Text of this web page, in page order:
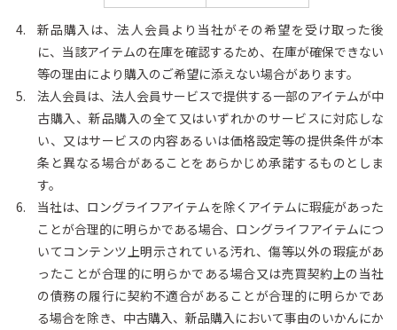
新品購入は、法人会員より当社がその希望を受け取った後
に、当該アイテムの在庫を確認するため、在庫が確保できない
等の理由により購入のご希望に添えない場合があります。
法人会員は、法人会員サービスで提供する一部のアイテムが中
古購入、新品購入の全て又はいずれかのサービスに対応しな
い、又はサービスの内容あるいは価格設定等の提供条件が本
条と異なる場合があることをあらかじめ承諾するものとしま
す。
当社は、ロングライフアイテムを除くアイテムに瑕疵があった
ことが合理的に明らかである場合、ロングライフアイテムにつ
いてコンテンツ上明示されている汚れ、傷等以外の瑕疵があ
ったことが合理的に明らかである場合又は売買契約上の当社
の債務の履行に契約不適合があることが合理的に明らかであ
る場合を除き、中古購入、新品購入において事由のいかんにか